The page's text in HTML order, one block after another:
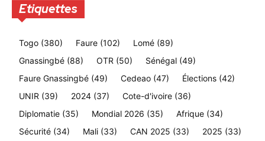
Etiquettes
Togo (380) Faure (102) Lomé (89)
Gnassingbé (88) OTR (50) Sénégal (49)
Faure Gnassingbé (49) Cedeao (47) Élections (42)
UNIR (39) 2024 (37) Cote-d'ivoire (36)
Diplomatie (35) Mondial 2026 (35) Afrique (34)
Sécurité (34) Mali (33) CAN 2025 (33) 2025 (33)